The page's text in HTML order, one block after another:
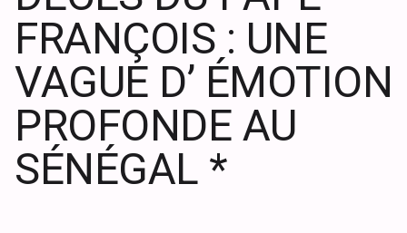
FRANÇOIS : UNE
VAGUE D’ ÉMOTION
PROFONDE AU
SÉNÉGAL *